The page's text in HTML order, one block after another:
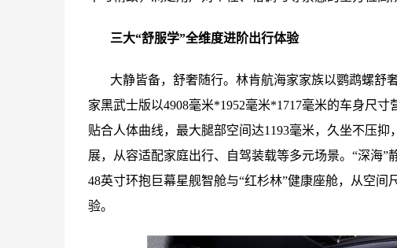
三大“舒服学”全维度进阶出行体验
大静皆备，舒奢随行。林肯航海家家族以鹦鹉螺舒
家黑武士版以4908毫米*1952毫米*1717毫米的车身尺
贴合人体曲线，最大腿部空间达1193毫米，久坐不压
展，从容适配家庭出行、自驾装载等多元场景。“深海
48英寸环抱巨幕星舰智舱与“红杉林”健康座舱，从空
验。